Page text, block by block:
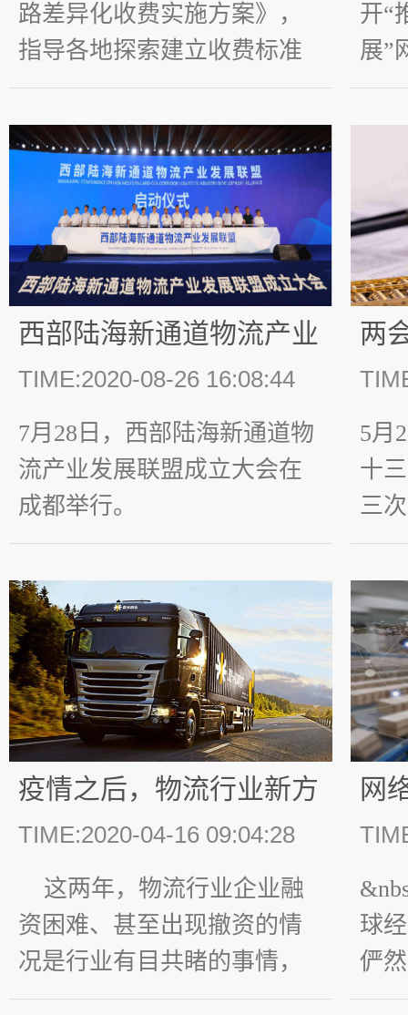
路差异化收费实施方案》，
指导各地探索建立收费标准
动态调整机制
开“
展”
共
协
西部陆海新通道物流产业
发展联盟在成都成立
TIME:2020-08-26 16:08:44
7月28日，西部陆海新通道物
流产业发展联盟成立大会在
成都举行。
两
热
5月
十
三
开
领
克
告
关
“交
疫情之后，物流行业新方
向？
TIME:2020-04-16 09:04:28
这两年，物流行业企业融
资困难、甚至出现撤资的情
况是行业有目共睹的事情，
小企业融资的难度就更别说
网
力
球
俨
业